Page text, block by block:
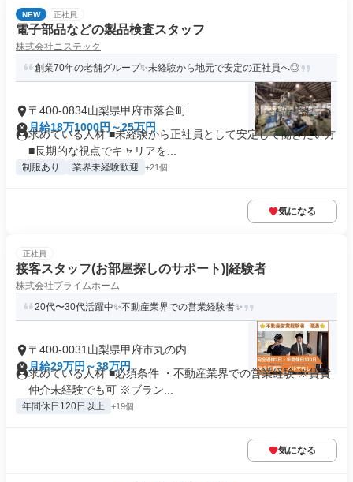
NEW 正社員
電子部品などの製品検査スタッフ
株式会社ニステック
創業70年の老舗グループ✨未経験から地元で安定の正社員へ◎
〒400-0834山梨県甲府市落合町
月給18万1000円～25万円
求めている人材 ■未経験から正社員として安定して働きたい方
■長期的な視点でキャリアを...
制服あり 業界未経験歓迎 +21個
気になる
正社員
接客スタッフ(お部屋探しのサポート)|経験者
株式会社プライムホーム
20代〜30代活躍中✨不動産業界での営業経験者✨
〒400-0031山梨県甲府市丸の内
月給29万円～38万円
求めている人材 ■必須条件 ・不動産業界での営業経験 ※賃貸
仲介未経験でも可 ※ブラン...
年間休日120日以上 +19個
気になる